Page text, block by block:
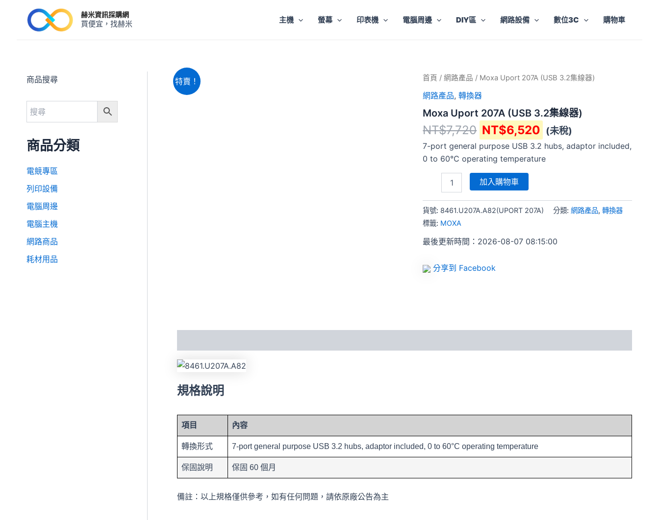
赫米資訊採購網
買便宜，找赫米 主機 螢幕 印表機 電腦周邊 DIY區 網路設備 數位3C 購物車
商品搜尋
商品分類
電競專區
列印設備
電腦周邊
電腦主機
網路商品
耗材用品
特賣！ 首頁 /網路產品 / Moxa Uport 207A (USB 3.2集線器)
網路產品,轉換器
Moxa Uport 207A (USB 3.2集線器)
NT$7,720
原
始
價
格：
NT$7,720。
NT$6,520
目
格：
NT$6,520。
(未稅)
7-port general purpose USB 3.2 hubs, adaptor included,
0 to 60°C operating temperature
Moxa
207A
3.2
集
線
器)
數
量
加入購物車
貨號: 8461.U207A.A82(UPORT 207A) 分類:網路產品,轉換器
標籤: MOXA
最後更新時間：2026-08-07 08:15:00
分享到 Facebook
規格說明
項目 內容
轉換形式 7-port general purpose USB 3.2 hubs, adaptor included, 0 to 60°C operating temperature
保固說明 保固 60 個月
備註：以上規格僅供參考，如有任何問題，請依原廠公告為主